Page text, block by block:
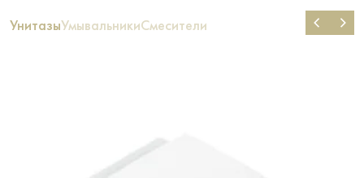
УнитазыУмывальникиСмесители